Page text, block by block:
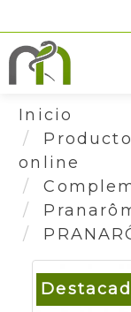
Inicio
online